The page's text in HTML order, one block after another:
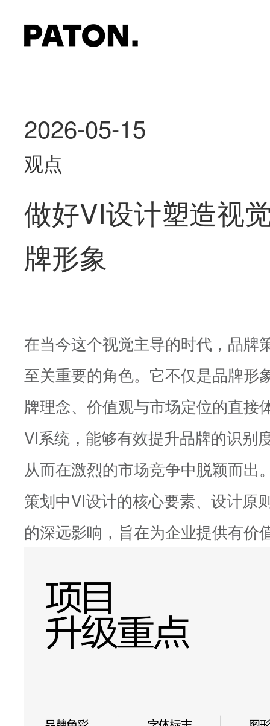
2026-05-15
观点
做好VI设计塑造视
牌形象
在当今这个视觉主导的时代，品牌
至关重要的角色。它不仅是品牌形
牌理念、价值观与市场定位的直接
VI系统，能够有效提升品牌的识别
从而在激烈的市场竞争中脱颖而出
策划中VI设计的核心要素、设计原
的深远影响，旨在为企业提供有价